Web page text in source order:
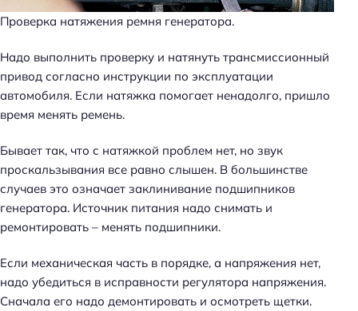
Проверка натяжения ремня генератора.
Надо выполнить проверку и натянуть трансмиссионный
привод согласно инструкции по эксплуатации
автомобиля. Если натяжка помогает ненадолго, пришло
время менять ремень.
Бывает так, что с натяжкой проблем нет, но звук
проскальзывания все равно слышен. В большинстве
случаев это означает заклинивание подшипников
генератора. Источник питания надо снимать и
ремонтировать – менять подшипники.
Если механическая часть в порядке, а напряжения нет,
надо убедиться в исправности регулятора напряжения.
Сначала его надо демонтировать и осмотреть щетки.